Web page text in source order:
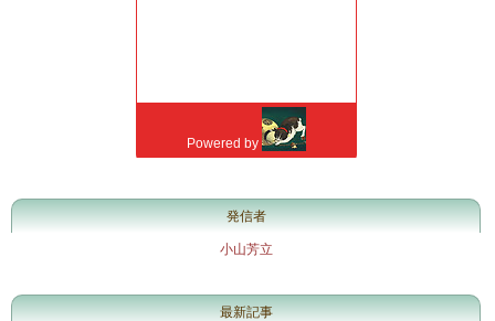
発信者
小山芳立
最新記事